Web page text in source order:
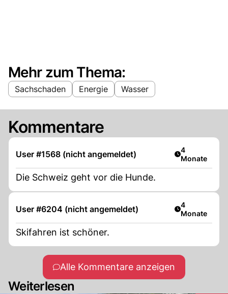
Mehr zum Thema:
Sachschaden Energie Wasser
Kommentare
User #1568 (nicht angemeldet) Artikel
4
Monate
Die Schweiz geht vor die Hunde.
User #6204 (nicht angemeldet) Artikel
4
Monate
Skifahren ist schöner.
Alle Kommentare anzeigen
Weiterlesen